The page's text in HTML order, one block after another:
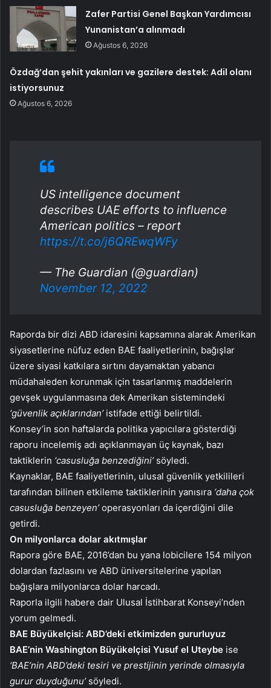
Zafer Partisi Genel Başkan Yardımcısı
Yunanistan’a alınmadı
Ağustos 6, 2026
Özdağ’dan şehit yakınları ve gazilere destek: Adil olanı
istiyorsunuz
Ağustos 6, 2026
US intelligence document
describes UAE efforts to influence
American politics – report
https://t.co/j6QREwqWFy
— The Guardian (@guardian)
November 12, 2022
Raporda bir dizi ABD idaresini kapsamına alarak Amerikan
siyasetlerine nüfuz eden BAE faaliyetlerinin, bağışlar
üzere siyasi katkılara sırtını dayamaktan yabancı
müdahaleden korunmak için tasarlanmış maddelerin
gevşek uygulanmasına dek Amerikan sistemindeki
‘güvenlik açıklarından’istifade ettiği belirtildi.
Konsey’in son haftalarda politika yapıcılara gösterdiği
raporu incelemiş adı açıklanmayan üç kaynak, bazı
taktiklerin ‘casusluğa benzediğini’ söyledi.
Kaynaklar, BAE faaliyetlerinin, ulusal güvenlik yetkilileri
tarafından bilinen etkileme taktiklerinin yanısıra ‘daha çok
casusluğa benzeyen’operasyonları da içerdiğini dile
getirdi.
On milyonlarca dolar akıtmışlar
Rapora göre BAE, 2016’dan bu yana lobicilere 154 milyon
dolardan fazlasını ve ABD üniversitelerine yapılan
bağışlara milyonlarca dolar harcadı.
Raporla ilgili habere dair Ulusal İstihbarat Konseyi’nden
yorum gelmedi.
BAE Büyükelçisi: ABD’deki etkimizden gururluyuz
BAE’nin Washington Büyükelçisi Yusuf el Uteybe ise
‘BAE’nin ABD’deki tesiri ve prestijinin yerinde olmasıyla
gurur duyduğunu’söyledi.